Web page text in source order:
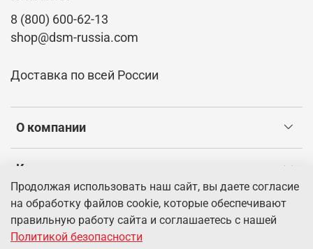
О компании
Клиентам
Информация
8 (800) 600-62-13
shop@dsm-russia.com
Доставка по всей России
Продолжая использовать наш сайт, вы даете согласие
на обработку файлов cookie, которые обеспечивают
правильную работу сайта и соглашаетесь с нашей
Политикой безопасности